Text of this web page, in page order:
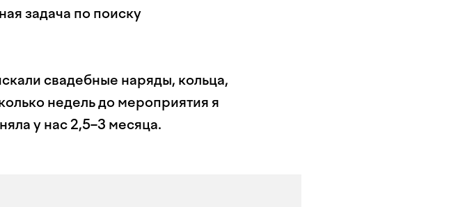
задача по поиску
свадебные наряды, кольца,
недель до мероприятия я
у нас 2,5–3 месяца.